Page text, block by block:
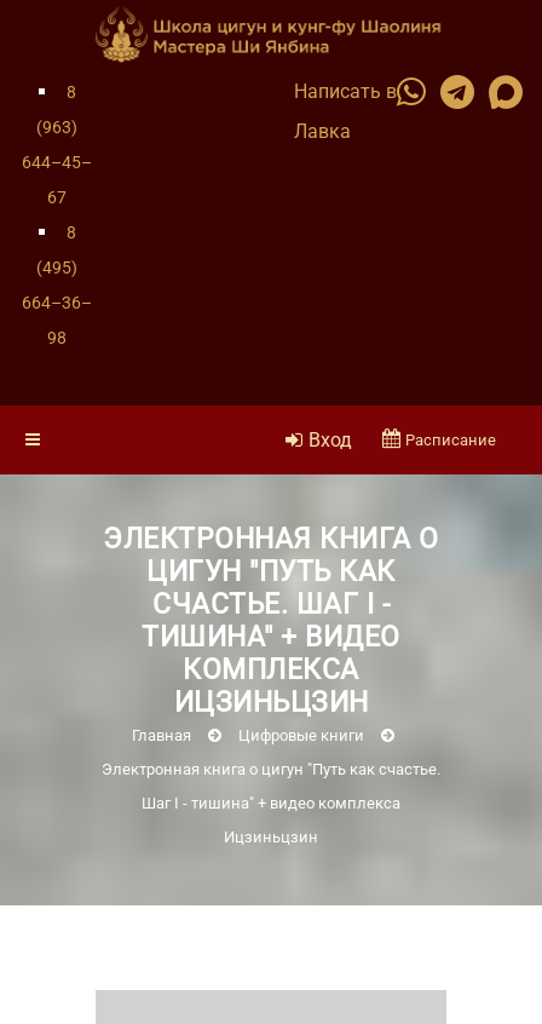
8
(963)
644–45–
67
8
(495)
664–36–
98
Написать в
Лавка
Вход Расписание
ЭЛЕКТРОННАЯ КНИГА О
ЦИГУН "ПУТЬ КАК
СЧАСТЬЕ. ШАГ I -
ТИШИНА" + ВИДЕО
КОМПЛЕКСА
ИЦЗИНЬЦЗИН
Главная
Цифровые книги
Электронная книга о цигун "Путь как счастье.
Шаг I - тишина" + видео комплекса
Ицзиньцзин